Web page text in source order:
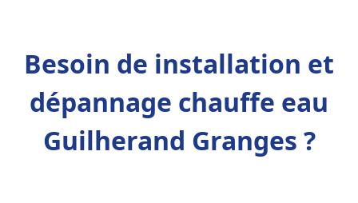
Besoin de installation et
dépannage chauffe eau
Guilherand Granges ?